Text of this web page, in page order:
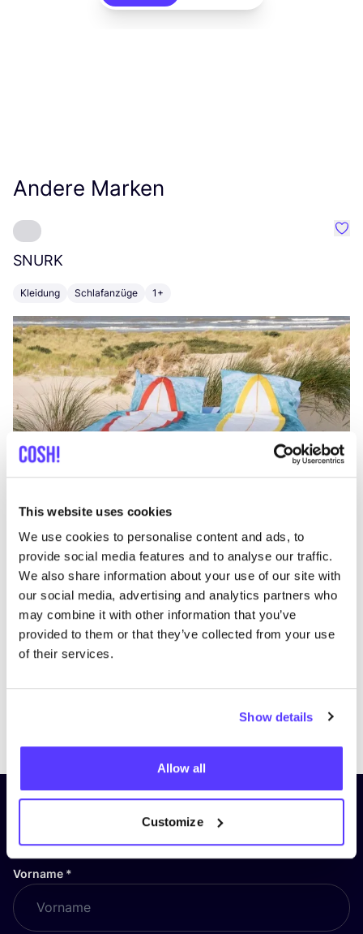
This website uses cookies
We use cookies to personalise content and ads, to
provide social media features and to analyse our traffic.
We also share information about your use of our site with
our social media, advertising and analytics partners who
may combine it with other information that you’ve
provided to them or that they’ve collected from your use
of their services.
Show details
Allow all
Customize
Andere Marken
SNURK
Kleidung Schlafanzüge 1+
PreviousNext
Abonniere unseren Newsletter
und bleibe auf dem Laufenden!
Vorname *